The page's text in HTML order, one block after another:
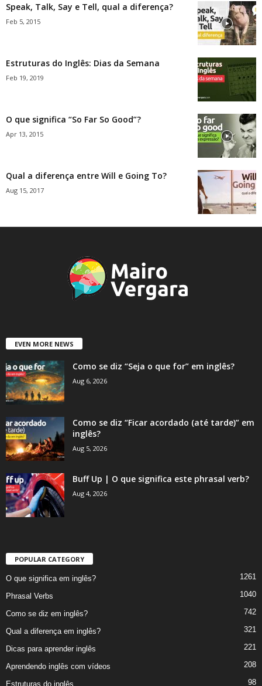
Speak, Talk, Say e Tell, qual a diferença?
Feb 5, 2015
Estruturas do Inglês: Dias da Semana
Feb 19, 2019
O que significa “So Far So Good”?
Apr 13, 2015
Qual a diferença entre Will e Going To?
Aug 15, 2017
EVEN MORE NEWS
Como se diz “Seja o que for” em inglês?
Aug 6, 2026
Como se diz “Ficar acordado (até tarde)” em
inglês?
Aug 5, 2026
Buff Up | O que significa este phrasal verb?
Aug 4, 2026
POPULAR CATEGORY
O que significa em inglês? 1261
Phrasal Verbs 1040
Como se diz em inglês? 742
Qual a diferença em inglês? 321
Dicas para aprender inglês 221
Aprendendo inglês com vídeos 208
Estruturas do inglês 98